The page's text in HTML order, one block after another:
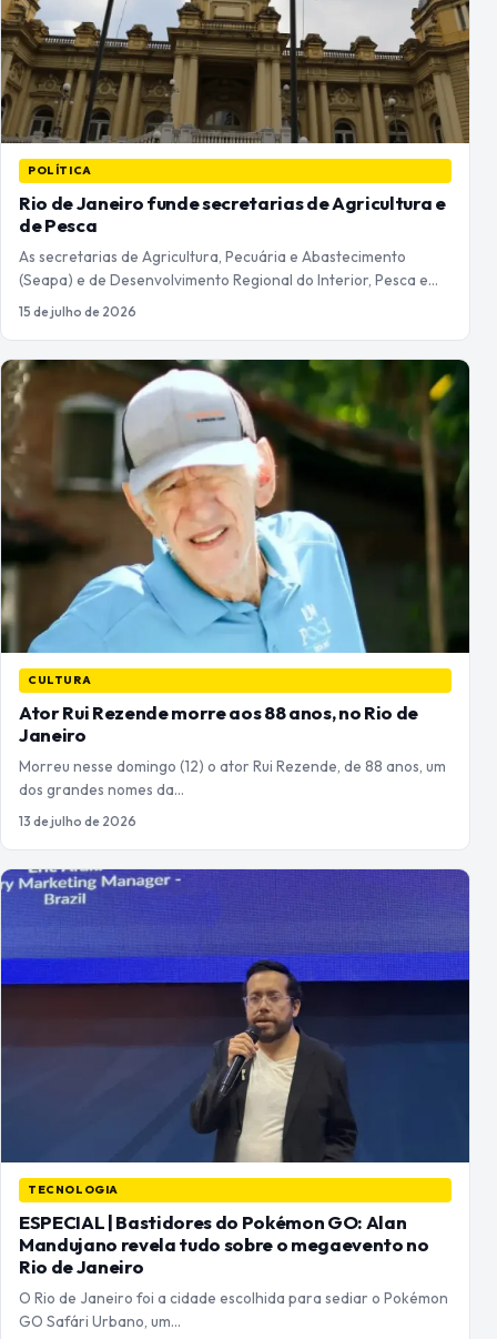
POLÍTICA
Rio de Janeiro funde secretarias de Agricultura e
de Pesca
As secretarias de Agricultura, Pecuária e Abastecimento
(Seapa) e de Desenvolvimento Regional do Interior, Pesca e…
15 de julho de 2026
CULTURA
Ator Rui Rezende morre aos 88 anos, no Rio de
Janeiro
Morreu nesse domingo (12) o ator Rui Rezende, de 88 anos, um
dos grandes nomes da…
13 de julho de 2026
TECNOLOGIA
ESPECIAL | Bastidores do Pokémon GO: Alan
Mandujano revela tudo sobre o megaevento no
Rio de Janeiro
O Rio de Janeiro foi a cidade escolhida para sediar o Pokémon
GO Safári Urbano, um…